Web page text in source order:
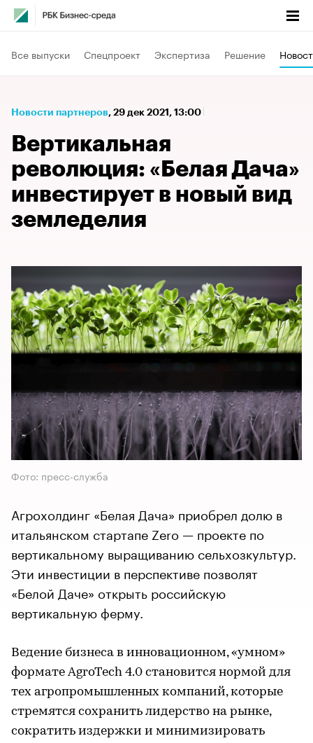
Все выпуски Спецпроект Экспертиза Решение
Новости партнеров⁠, 29 дек 2021, 13:00
Вертикальная
революция: «Белая Дача»
инвестирует в новый вид
земледелия
Фото: пресс-служба
Агрохолдинг «Белая Дача» приобрел долю в
итальянском стартапе Zero — проекте по
вертикальному выращиванию сельхозкультур.
Эти инвестиции в перспективе позволят
«Белой Даче» открыть российскую
вертикальную ферму.
Ведение бизнеса в инновационном, «умном»
формате AgroTech 4.0 становится нормой для
тех агропромышленных компаний, которые
стремятся сохранить лидерство на рынке,
сократить издержки и минимизировать